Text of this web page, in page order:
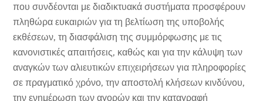
που συνδέονται με διαδικτυακά συστήματα προσφέρουν
πληθώρα ευκαιριών για τη βελτίωση της υποβολής
εκθέσεων, τη διασφάλιση της συμμόρφωσης με τις
κανονιστικές απαιτήσεις, καθώς και για την κάλυψη των
αναγκών των αλιευτικών επιχειρήσεων για πληροφορίες
σε πραγματικό χρόνο, την αποστολή κλήσεων κινδύνου,
την ενημέρωση των αγορών και την καταγραφή